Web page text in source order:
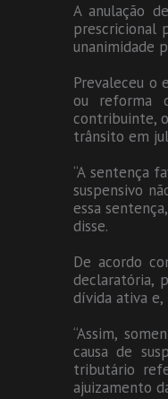
A anulação
prescricional
unanimidade
Prevaleceu o
ou reforma
contribuinte,
trânsito em
“A sentença
suspensivo
essa
disse.
De acordo
declaratória,
dívida ativa e,
“Assim,
causa de
tributário
ajuizamento